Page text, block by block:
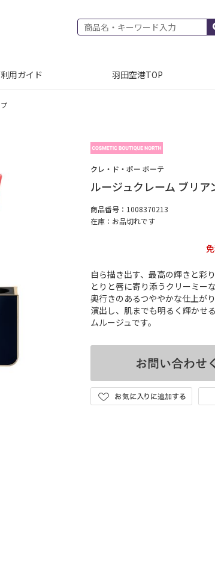
用ガイド 羽田空港TOP
クレ・ド・ポー ボーテ
ルージュクレーム ブリア
商品番号：1008370213
在庫： お品切れです
自ら描き出す、最高の輝きと彩
とりと唇に寄り添うクリーミー
奥行きのあるつややかな仕上が
演出し、肌までも明るく輝かせ
ムルージュです。